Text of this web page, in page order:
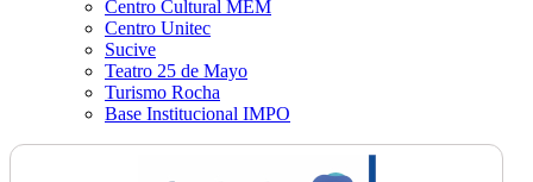
Centro Cultural MEM
Centro Unitec
Sucive
Teatro 25 de Mayo
Turismo Rocha
Base Institucional IMPO